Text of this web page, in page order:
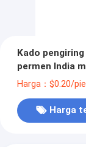
Kado
permen India
pernikahan
Harga：$0.20/
Harga